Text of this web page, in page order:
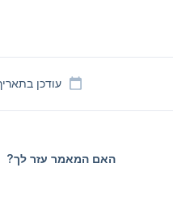
עודכן בתאריך: 06/04/
האם המאמר עזר לך?